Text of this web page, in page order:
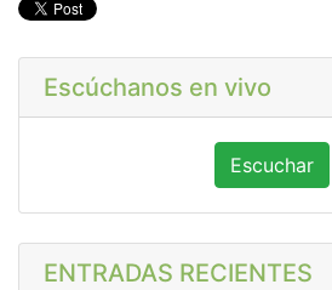
Escúchanos en vivo
Escuchar
ENTRADAS RECIENTES